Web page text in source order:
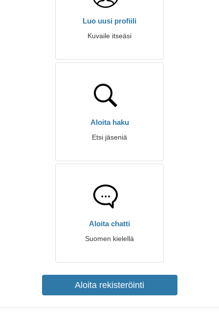
Luo uusi profiili
Kuvaile itseäsi
Aloita haku
Etsi jäseniä
Aloita chatti
Suomen kielellä
Aloita rekisteröinti